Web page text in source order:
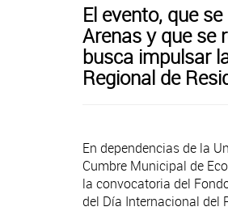
El evento, que
Arenas y que se
busca impulsar
Regional de
En dependencias de la
Cumbre Municipal de
la convocatoria del
del Día Internacional del